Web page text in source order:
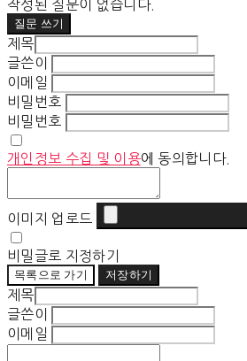
작성된 질문이 없습니다.
질문 쓰기
제목
글쓴이
이메일
비밀번호
비밀번호
개인정보 수집 및 이용에 동의합니다.
이미지 업로드
비밀글로 지정하기
목록으로 가기 저장하기
제목
글쓴이
이메일